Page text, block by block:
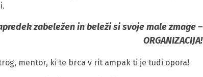
zabeležen in beleži si svoje male zmage –
ORGANIZACIJA!
mentor, ki te brca v rit ampak ti je tudi opora!